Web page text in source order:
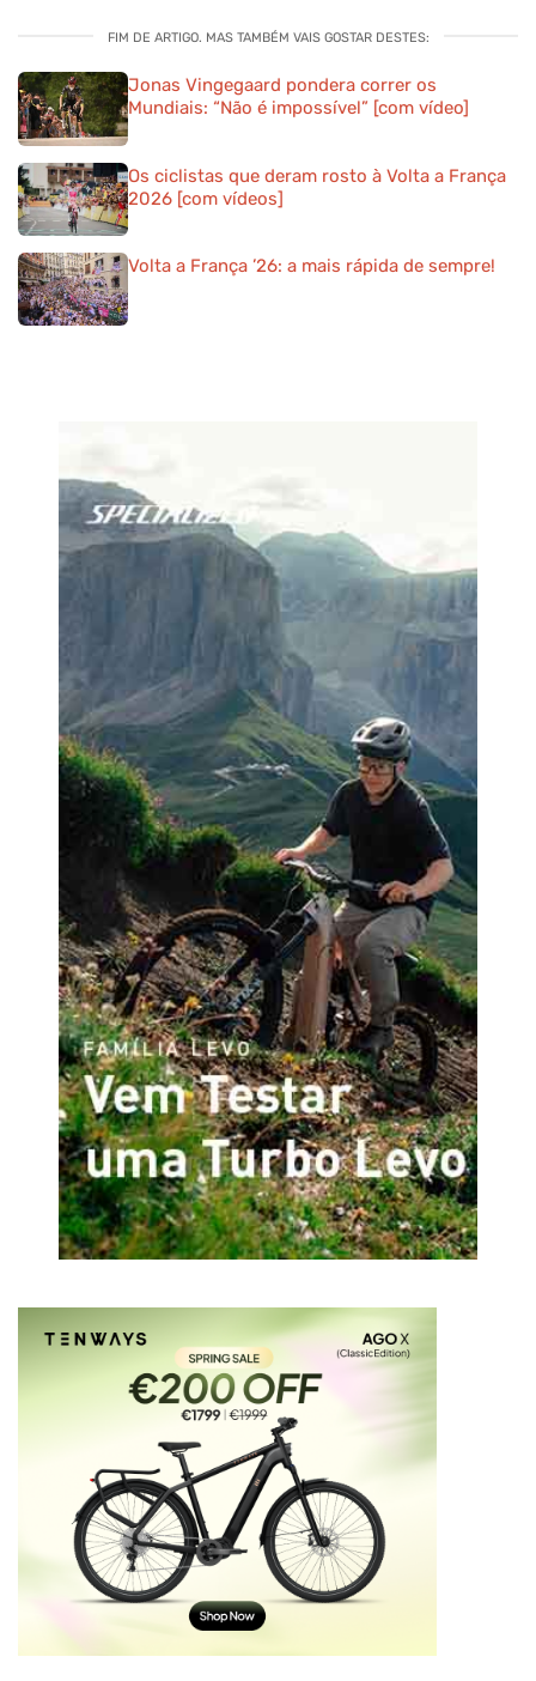
FIM DE ARTIGO. MAS TAMBÉM VAIS GOSTAR DESTES:
Jonas Vingegaard pondera correr os
Mundiais: “Não é impossível” [com vídeo]
Os ciclistas que deram rosto à Volta a França
2026 [com vídeos]
Volta a França ’26: a mais rápida de sempre!